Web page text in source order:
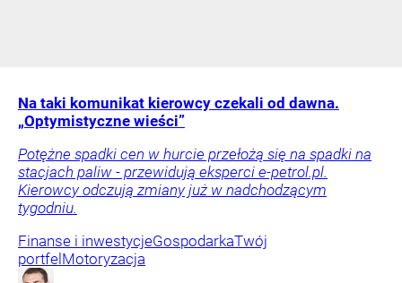
Na taki komunikat kierowcy czekali od dawna.
„Optymistyczne wieści”
Potężne spadki cen w hurcie przełożą się na spadki na
stacjach paliw - przewidują eksperci e-petrol.pl.
Kierowcy odczują zmiany już w nadchodzącym
tygodniu.
Finanse i inwestycjeGospodarkaTwój
portfelMotoryzacja